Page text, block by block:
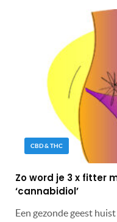
CBD & THC
Zo word je 3 x fitter
‘cannabidiol’
Een gezonde geest